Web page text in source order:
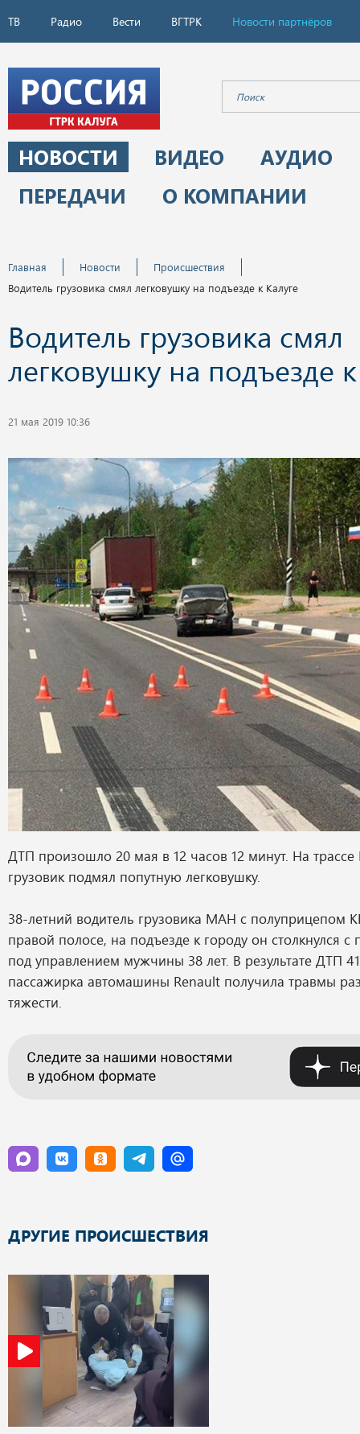
ТВ Радио Вести ВГТРК Новости партнёров
НОВОСТИ ВИДЕО
АУДИО
ПЕРЕДАЧИ
О КОМПАНИИ
Главная Новости
Происшествия
Водитель грузовика смял легковушку на подъезде к Калуге
Водитель грузовика смял
легковушку на подъезде
21 мая 2019 10:36
ДТП произошло 20 мая в 12 часов 12 минут. На
грузовик подмял попутную легковушку.
38-летний водитель грузовика МАН с полуприцепом
правой полосе, на подъезде к городу он столкнулся с
под управлением мужчины 38 лет. В результате ДТП
пассажирка автомашины Renault получила травмы
тяжести.
ДРУГИЕ ПРОИСШЕСТВИЯ